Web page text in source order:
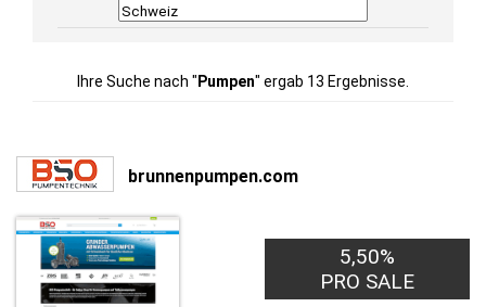
Ihre Suche nach " Pumpen" ergab 13 Ergebnisse.
brunnenpumpen.com
5,50%
PRO SALE